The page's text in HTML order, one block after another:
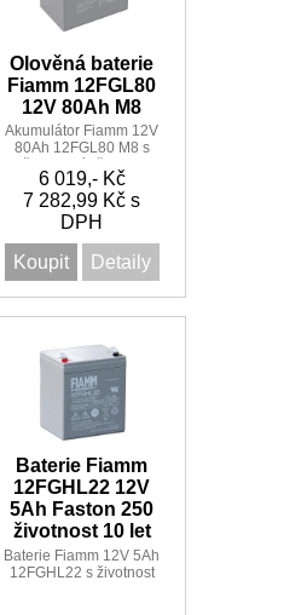
Olověná baterie
Fiamm 12FGL80
12V 80Ah M8
Akumulátor Fiamm 12V
80Ah 12FGL80 M8 s
6 019,- Kč
7 282,99 Kč s
DPH
Koupit
Detaily
Baterie Fiamm
12FGHL22 12V
5Ah Faston 250
životnost 10 let
Baterie Fiamm 12V 5Ah
12FGHL22 s životnost